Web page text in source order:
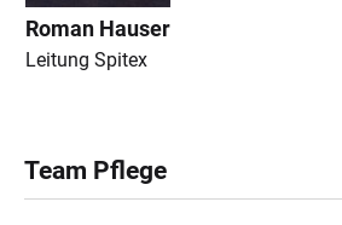
Roman Hauser
Leitung Spitex
Team Pflege